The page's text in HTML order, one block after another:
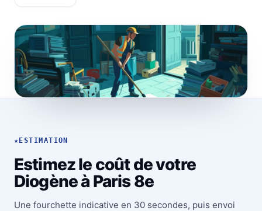
★ ESTIMATION
Estimez le coût de votre
Diogène à Paris 8e
Une fourchette indicative en 30 secondes, puis envoi